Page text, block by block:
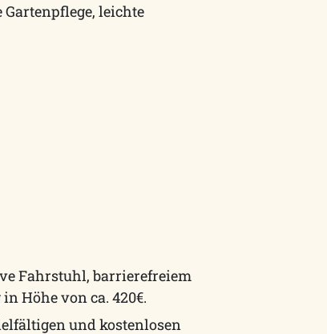
leichte
Fahrstuhl, barrierefreiem
Höhe von ca. 420€.
und kostenlosen